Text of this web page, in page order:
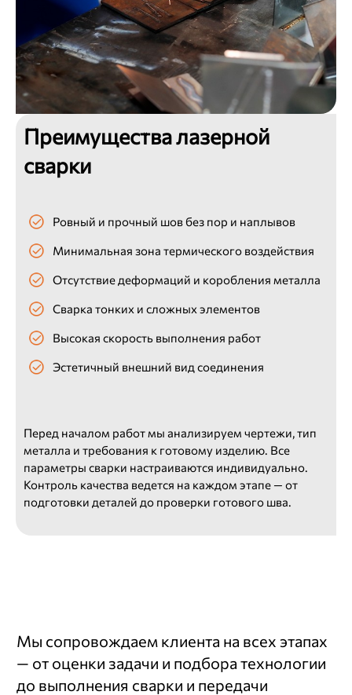
Преимущества лазерной
сварки
Ровный и прочный шов без пор и наплывов
Минимальная зона термического воздействия
Отсутствие деформаций и коробления металла
Сварка тонких и сложных элементов
Высокая скорость выполнения работ
Эстетичный внешний вид соединения
Перед началом работ мы анализируем чертежи, тип
металла и требования к готовому изделию. Все
параметры сварки настраиваются индивидуально.
Контроль качества ведется на каждом этапе — от
подготовки деталей до проверки готового шва.
Мы сопровождаем клиента на всех этапах
— от оценки задачи и подбора технологии
до выполнения сварки и передачи